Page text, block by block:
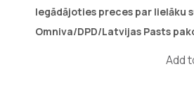
Iegādājoties preces par lielāku
Omniva/DPD/Latvijas Pasts
Add